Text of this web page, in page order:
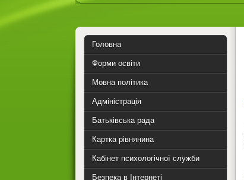
Головна
Форми освіти
Мовна політика
Адміністрація
Батьківська рада
Картка рівнянина
Кабінет психологічної служби
Безпека в Інтернеті